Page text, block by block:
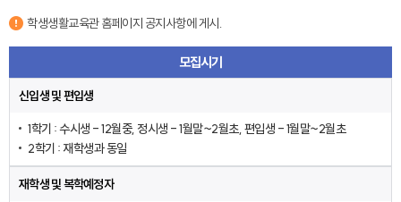
학생생활교육관 홈페이지 공지사항에 게시.
모집시기
신입생 및 편입생
1학기 : 수시생 - 12월중, 정시생 - 1월말~2월초, 편입생 - 1월말~2월초
2학기 : 재학생과 동일
재학생 및 복학예정자